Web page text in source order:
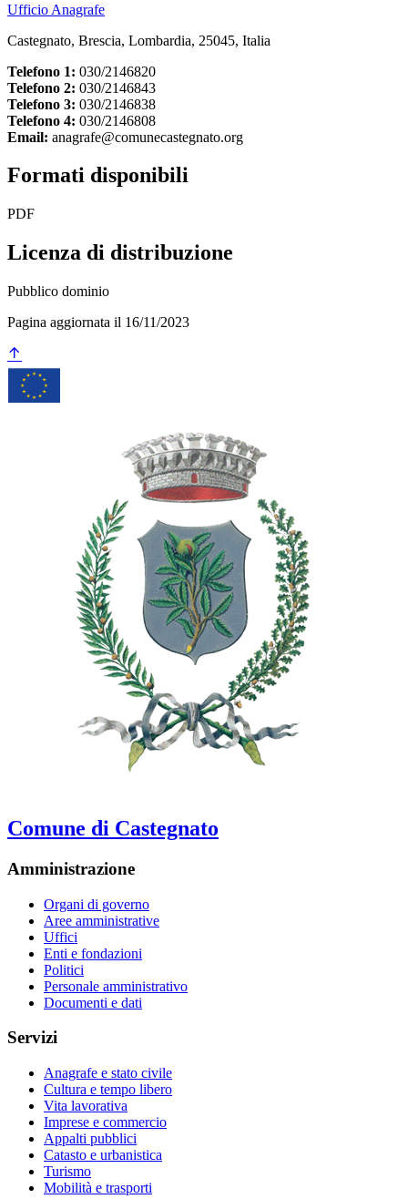
Ufficio Anagrafe
Castegnato, Brescia, Lombardia, 25045, Italia
Telefono 1: 030/2146820
Telefono 2: 030/2146843
Telefono 3: 030/2146838
Telefono 4: 030/2146808
Email: anagrafe@comunecastegnato.org
Formati disponibili
PDF
Licenza di distribuzione
Pubblico dominio
Pagina aggiornata il 16/11/2023
Comune di Castegnato
Amministrazione
Organi di governo
Aree amministrative
Uffici
Enti e fondazioni
Politici
Personale amministrativo
Documenti e dati
Servizi
Anagrafe e stato civile
Cultura e tempo libero
Vita lavorativa
Imprese e commercio
Appalti pubblici
Catasto e urbanistica
Turismo
Mobilità e trasporti